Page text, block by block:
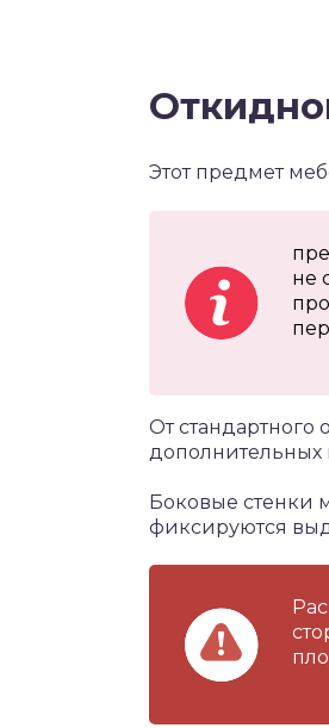
Этот предмет
не
От стандартного
дополнительных
Боковые стенки
фиксируются